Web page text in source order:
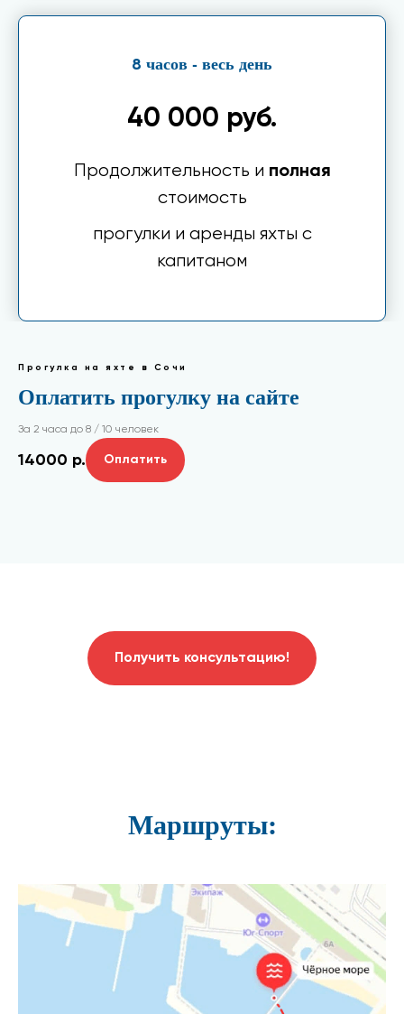
8 часов - весь день
40 000 руб.
Продолжительность и полная
стоимость
прогулки и аренды яхты с
капитаном
Прогулка на яхте в Сочи
Оплатить прогулку на сайте
За 2 часа до 8 / 10 человек
14000 р. Оплатить
Получить консультацию!
Маршруты: